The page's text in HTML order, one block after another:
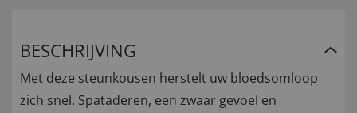
BESCHRIJVING
Met deze steunkousen herstelt uw bloedsomloop
zich snel. Spataderen, een zwaar gevoel en